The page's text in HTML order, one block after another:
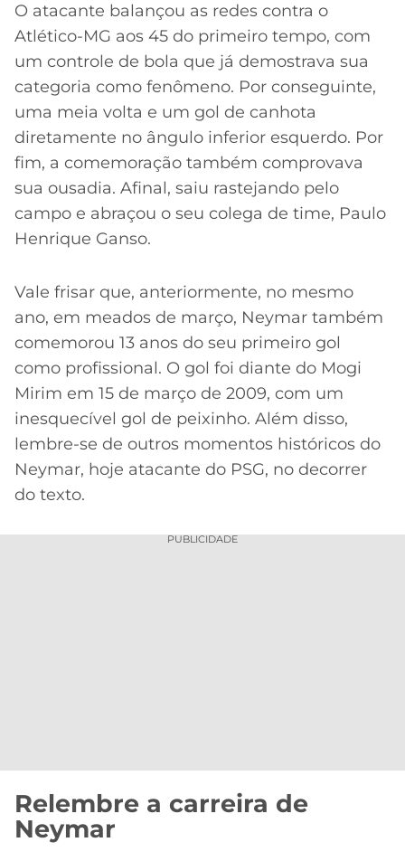
ATLÉTICO
MG
CRUZEIRO
O atacante balançou as redes contra o
Atlético-MG aos 45 do primeiro tempo, com
um controle de bola que já demostrava sua
categoria como fenômeno. Por conseguinte,
uma meia volta e um gol de canhota
diretamente no ângulo inferior esquerdo. Por
fim, a comemoração também comprovava
sua ousadia. Afinal, saiu rastejando pelo
campo e abraçou o seu colega de time, Paulo
Henrique Ganso.
Vale frisar que, anteriormente, no mesmo
ano, em meados de março, Neymar também
comemorou 13 anos do seu primeiro gol
como profissional. O gol foi diante do Mogi
Mirim em 15 de março de 2009, com um
inesquecível gol de peixinho. Além disso,
lembre-se de outros momentos históricos do
Neymar, hoje atacante do PSG, no decorrer
do texto.
PUBLICIDADE
Relembre a carreira de
Neymar